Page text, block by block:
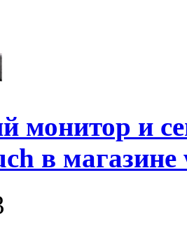
монитор и
в магазине